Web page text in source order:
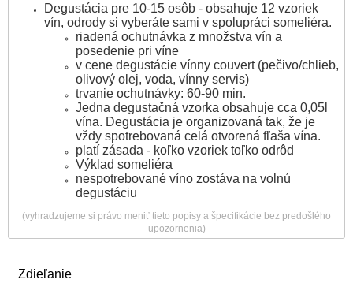
Zdieľanie
Degustácia pre 10-15 osôb - obsahuje 12 vzoriek
vín, odrody si vyberáte sami v spolupráci someliéra.
riadená ochutnávka z množstva vín a
posedenie pri víne
v cene degustácie vínny couvert (pečivo/chlieb,
olivový olej, voda, vínny servis)
trvanie ochutnávky: 60-90 min.
Jedna degustačná vzorka obsahuje cca 0,05l
vína. Degustácia je organizovaná tak, že je
vždy spotrebovaná celá otvorená fľaša vína.
platí zásada - koľko vzoriek toľko odrôd
Výklad someliéra
nespotrebované víno zostáva na volnú
degustáciu
(vyhradzujeme si právo meniť tieto popisy a špecifikácie bez predošlého
upozornenia)